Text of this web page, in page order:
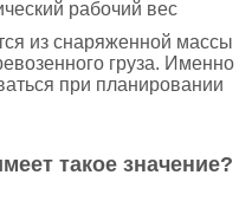
рабочий вес
из снаряженной массы
груза. Именно
при планировании
такое значение?